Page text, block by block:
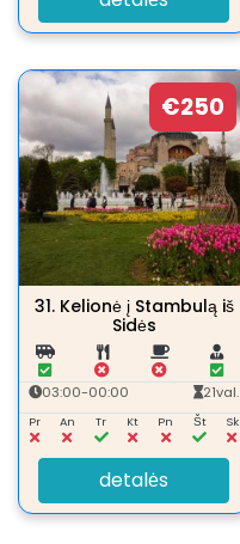
€250
31. Kelionė į Stambulą iš
Sidės
03:00-00:00 21val.
Pr An Tr Kt Pn Št Sk
detalės